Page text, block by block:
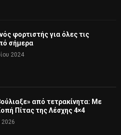
φορτιστής για όλες τις
σήμερα
2024
από τετρακίνητα: Με
Πίτας της Λέσχης 4×4
2026